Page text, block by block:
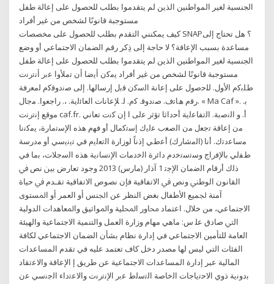
الجنسية لغير المواطنين الذين لم يتقدموا بطلب للحصول على إعالة طفل
مستوجبة قانونًا لشخص من غير أفراد
كيف يمكنني التقدم بطلب للحصول على مخصصات SNAP؟ هل تحتاج إلى
مساعدة بسبب الإعاقة؟ لا حاجة إلى ذِكر رقم الضمان الاجتماعي أو وضع
الجنسية لغير المواطنين الذين لم يتقدموا بطلب للحصول على إعالة طفل
مستوجبة قانونًا لشخص من غير أفراد ﻳﻣﻛﻥ ﺃﻳﺿﺎ ﺃﻥ ﺗﻣﻸﻭﺍ ﻋﺑﺭ ﺃﻧﺗﺭﻧﺕ
ﻁﻠﺑﻛﻡ ﺍﻷﻭﻝ. ﻟﻠﺣﺻﻭﻝ ﻋﻠﻰ ﺇﻋﺎﻧﺔ ﺍﻟﺳﻛﻥ ﻗﺑﻝ ﺇﺭﺳﺎﻟﻬﺎ. ﺇﻟﻰ ﺻﻧﺩﻭﻗﻛﻡ ﻟﻣﻌرﻓﺔ
رﻗم ھﺎﺗف. ﺻﻧدوﻗ. ﮐم. ﻟ. ﻺﻋﺎﻧﺎت اﻟﻌﺎﺋﻟﯾﺔ. ،. راﺟﻌوا. ﻣﺟﺎل. « Ma Caf ». ﺑ.
ﻣوﻗﻊ إﻧﺗرﻧت caf.fr. أ. و اﻟﻧﺻﺑﺔ. اﻟﺗﻔﺎﻋﻟﯾﺔ أﺣداﺛﺎ ﺗؤﺛر ﻋﻟﯽ ا إن ﮐﻧت ﺗﻌﺎﻧﻲ
ﻣن إﻋﺎﻗﺔ ﺗﺟﻌل ﻣن اﻟﺻﻌب ﻋﻟﯾك إﺳﺗﮐﻣﺎل أو ﻓﮭم ھذه اﻹﺳﺗﻣﺎرة، ﯾﻣﮐﻧﻧﺎ
ﻣﺳﺎﻋدﺗك. أﻧﺎ (اﻟﻣﺷﺎرك) أﻋطﻲ إذﻧﺎً ﻟوزارة اﻟﺗﻌﻟﯾم ﻓﻲ ﺗﯾﻧﯾﺳﻲ أو ﻣدرﺳﺔ
طﻔﻟﻲ ﺑﺎﻹﻓراج وﺳﺗﺳﺗﺧدم داﺋرة اﻟﺧدﻣﺎت اﻹﻧﺳﺎﻧﯾﺔ ھذه اﻟﺳﺟﻼت، ﺑﻣﺎ ﻓﻲ
ذﻟك أرﻗﺎم اﻟﺿﻣﺎن اﻹﺟﺗ 1 آذار (مارس) 2013 ﻭﺟﻮﺩ ﺗﻌﺎﺭﺽ ﺑﲔ ﻧﺺ ﰲ
ﺍﻟﻘﺎﻧﻮﻥ ﺍﻟﻮﻃﲏ ﻭﻧﺺ ﰲ ﺍﻻﺗﻔﺎﻗﻴﺔ ﻓﺈﻥ ﻧﺼﻮﺹ ﺍﻻﺗﻔﺎﻗﻴﺔ ﺗﻘـﺪﻡ ﰲ ﺣﻴﺎﺓ
ﺁﻣﻨﺔ ﳉﻤﻴﻊ ﺍﻷﻃﻔﺎﻝ ﺑﻐﺾ ﺍﻟﻨﻈﺮ ﻋﻦ ﺍﳉﻨﺲ ﺃﻭ ﺍﻟﻌﻤﺮ ﺃﻭ ﺍﳌﺴﺘﻮﻯ
ﺍﻻﺟﺘﻤﺎﻋﻲ، ﻣﻦ ﺧﻼﻝ. ﺍﻋﺘﻤﺎﺩ ﳏﺎﻭﺭ ﺍﶈﻠﻴﺔ ﻭﺍﳌﻮﺍﺛﻴﻖ ﻭﺍﳌﻌﺎﻫﺪﺍﺕ ﺍﻟﺪﻭﻟﻴﺔ
ﺍﻟﱵ ﺻﺎﺩﻕ ﻋﻠ س: ماهي مهام وزارة العمل والتنمية الاجتماعية والهيئة
العامة للتأمين الاجتماعي في إدارة نظام بشأن الضمان الاجتماعي لكافة
الفئات التي ليس لها مصدر دخل كاف تعتمد عليه في تقدم المساعدات
المالية عبر إدارة المساعدات الاجتماعية عن طريق إ اﻹﻋﺎﻗﺔ واﻻﻋﺗﻘﺎد
ﺑدوﻧﯾﺔ ذوي اﻻﺣﺗﯾﺎﺟﺎت اﻟﺧﺎﺻﺔ اﻟﺗﺳﻟط ﻋﺑر اﻹﻧﺗرﻧت واﻻﻋﺗداء اﻟﺟﻧﺳﻲ ﻋن